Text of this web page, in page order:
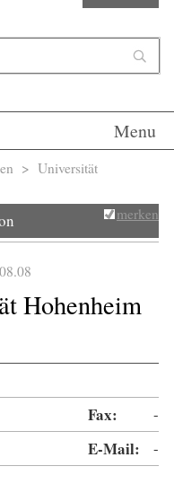
Menu
> Universität
merken
Hohenheim
Fax: -
E-Mail: -